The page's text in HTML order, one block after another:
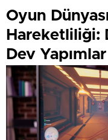
Oyun
Hareketliliği:
Dev